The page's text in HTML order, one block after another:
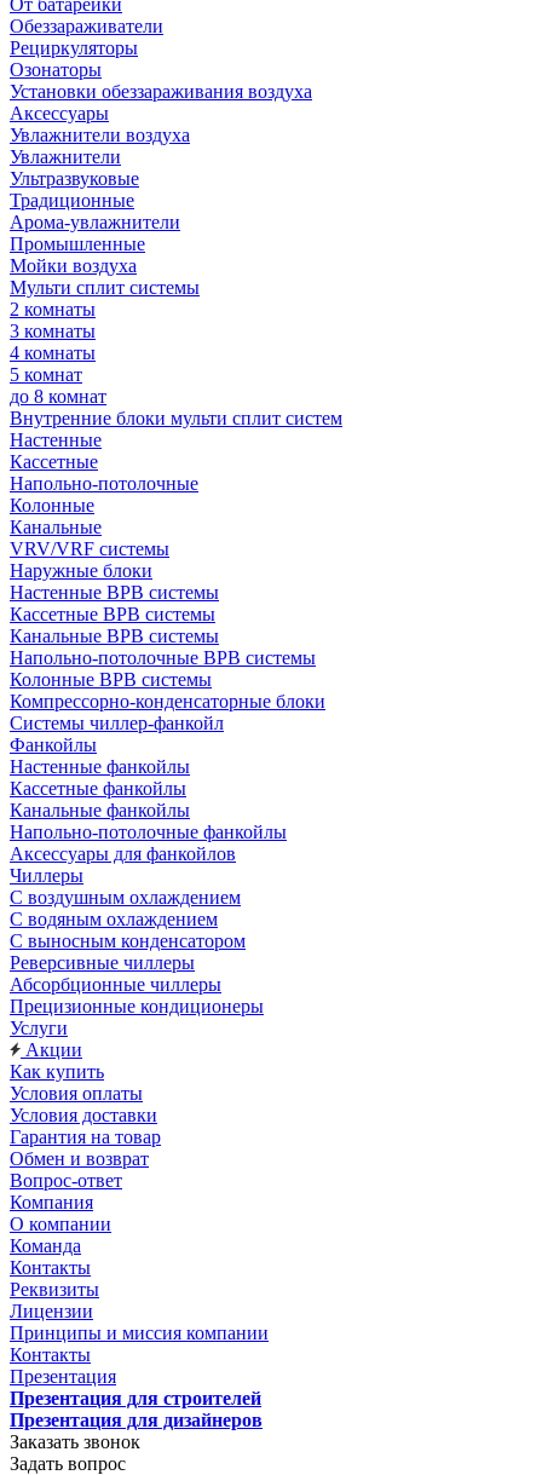
От батарейки
Обеззараживатели
Рециркуляторы
Озонаторы
Установки обеззараживания воздуха
Аксессуары
Увлажнители воздуха
Увлажнители
Ультразвуковые
Традиционные
Арома-увлажнители
Промышленные
Мойки воздуха
Мульти сплит системы
2 комнаты
3 комнаты
4 комнаты
5 комнат
до 8 комнат
Внутренние блоки мульти сплит систем
Настенные
Кассетные
Напольно-потолочные
Колонные
Канальные
VRV/VRF системы
Наружные блоки
Настенные ВРВ системы
Кассетные ВРВ системы
Канальные ВРВ системы
Напольно-потолочные ВРВ системы
Колонные ВРВ системы
Компрессорно-конденсаторные блоки
Системы чиллер-фанкойл
Фанкойлы
Настенные фанкойлы
Кассетные фанкойлы
Канальные фанкойлы
Напольно-потолочные фанкойлы
Аксессуары для фанкойлов
Чиллеры
С воздушным охлаждением
С водяным охлаждением
С выносным конденсатором
Реверсивные чиллеры
Абсорбционные чиллеры
Прецизионные кондиционеры
Услуги
Акции
Как купить
Условия оплаты
Условия доставки
Гарантия на товар
Обмен и возврат
Вопрос-ответ
Компания
О компании
Команда
Контакты
Реквизиты
Лицензии
Принципы и миссия компании
Контакты
Презентация
Презентация для строителей
Презентация для дизайнеров
Заказать звонок
Задать вопрос